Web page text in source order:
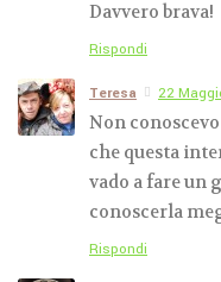
Davvero brava!
Rispondi
Teresa 22
Non
che questa
vado a fare un
conoscerla
Rispondi